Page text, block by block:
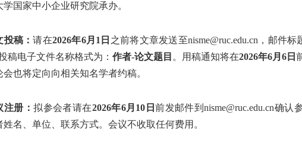
学国家中小企业研究院承办。
投稿：请在2026年6月1日 之前将文章发送至nisme@ruc.edu.cn，邮件
稿电子文件名称格式为： 作者-论文题目 。用稿通知将在2026年6月6日
会也将定向向相关知名学者约稿。
注册：拟参会者请在2026年6月10日前发邮件到nisme@ruc.edu.cn确认
姓名、单位、联系方式。会议不收取任何费用。